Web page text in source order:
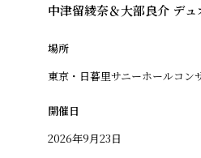
中津留綾奈＆大部良介 デュ
場所
東京・日暮里サニーホールコン
開催日
2026年9月23日